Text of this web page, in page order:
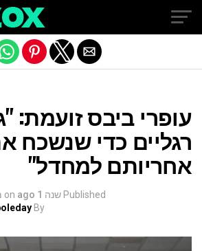
עופרי ביבס זועמת:
רגליים כדי שנשכח
אחריותם למחדל"
Published שנה 1 ago on
By
mobile version